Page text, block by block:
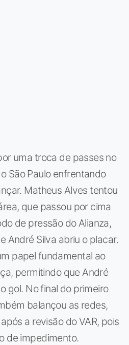
uma troca de passes no
São Paulo enfrentando
Matheus Alves tentou
que passou por cima
de pressão do Alianza,
André Silva abriu o placar.
papel fundamental ao
permitindo que André
gol. No final do primeiro
balançou as redes,
a revisão do VAR, pois
de impedimento.